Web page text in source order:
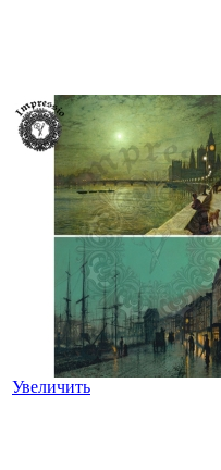
Увеличить